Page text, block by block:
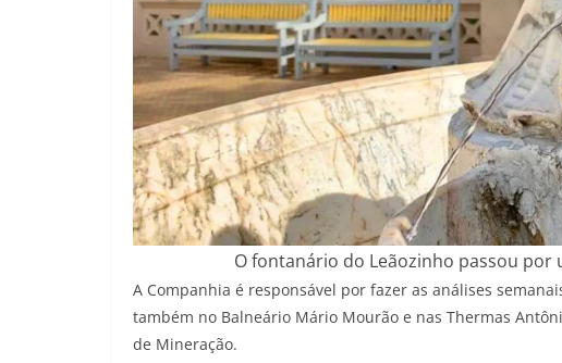
O fontanário do Leãozinho passou
A Companhia é responsável por fazer as análises
também no Balneário Mário Mourão e nas Thermas
de Mineração.